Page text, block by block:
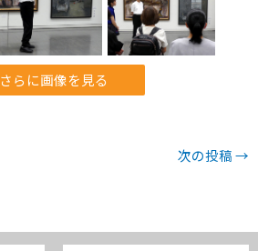
さらに画像を見る
次の投稿→